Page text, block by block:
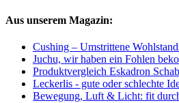
Aus unserem Magazin:
Cushing – Umstrittene
Juchu, wir haben ein Fohlen
Produktvergleich Eskadron
Leckerlis - gute oder schlechte
Bewegung, Luft & Licht: fit